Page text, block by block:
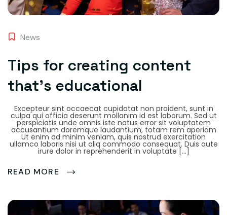
News
Tips for creating content
that’s educational
Excepteur sint occaecat cupidatat non proident, sunt in
culpa qui officia deserunt mollanim id est laborum. Sed ut
perspiciatis unde omnis iste natus error sit voluptatem
accusantium doremque laudantium, totam rem aperiam
Ut enim ad minim veniam, quis nostrud exercitation
ullamco laboris nisi ut aliq commodo consequat. Duis aute
irure dolor in reprehenderit in voluptate […]
READ MORE